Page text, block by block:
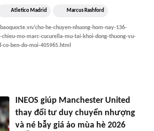
Atletico Madrid Marcus Rashford
cho-he-chuyen-nhuong-hom-nay-136-
mo-marc-cucurella-mu-tai-khoi-dong-thuong-vu-
co-ben-do-moi-405965.html
INEOS giúp Manchester United
thay đổi tư duy chuyển nhượng
và né bẫy giá ảo mùa hè 2026